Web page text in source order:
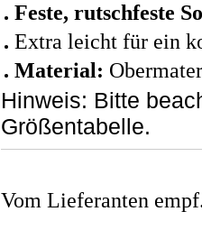
Feste, rutschfeste
Extra leicht für ein
Material:
Hinweis: Bitte
Größentabelle.
Vom Lieferanten